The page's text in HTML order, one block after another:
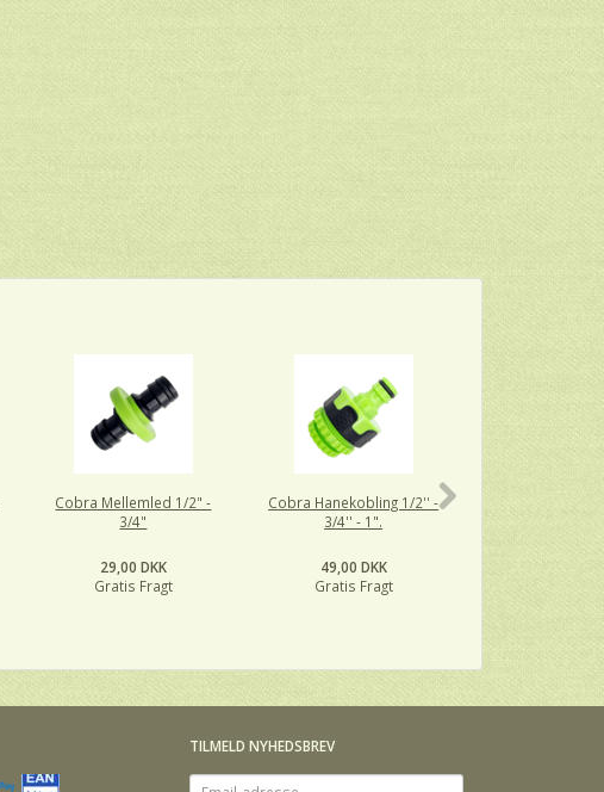
Cobra Mellemled 1/2" -
3/4"
29,00 DKK
Gratis Fragt
Cobra Hanekobling 1/2'' -
3/4'' - 1".
49,00 DKK
Gratis Fragt
Cobra filter
vandpumpe
stålfilter
189,00
Gratis
TILMELD NYHEDSBREV
Email-